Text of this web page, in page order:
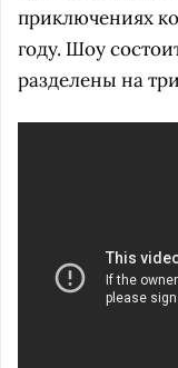
приключениях
году. Шоу
разделены на